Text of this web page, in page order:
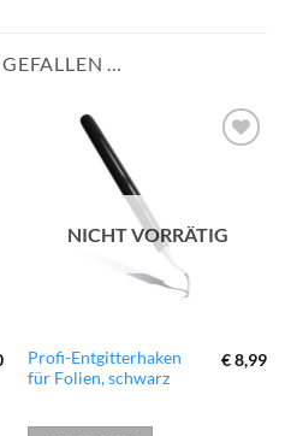
…
NICHT VORRÄTIG
Profi-Entgitterhaken
für Folien, schwarz
€8,99